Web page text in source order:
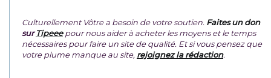
Culturellement Vôtre a besoin de votre soutien. Faites un don
surTipeeepour nous aider à acheter les moyens et le temps
nécessaires pour faire un site de qualité. Et si vous pensez que
votre plume manque au site, rejoignez la rédaction.